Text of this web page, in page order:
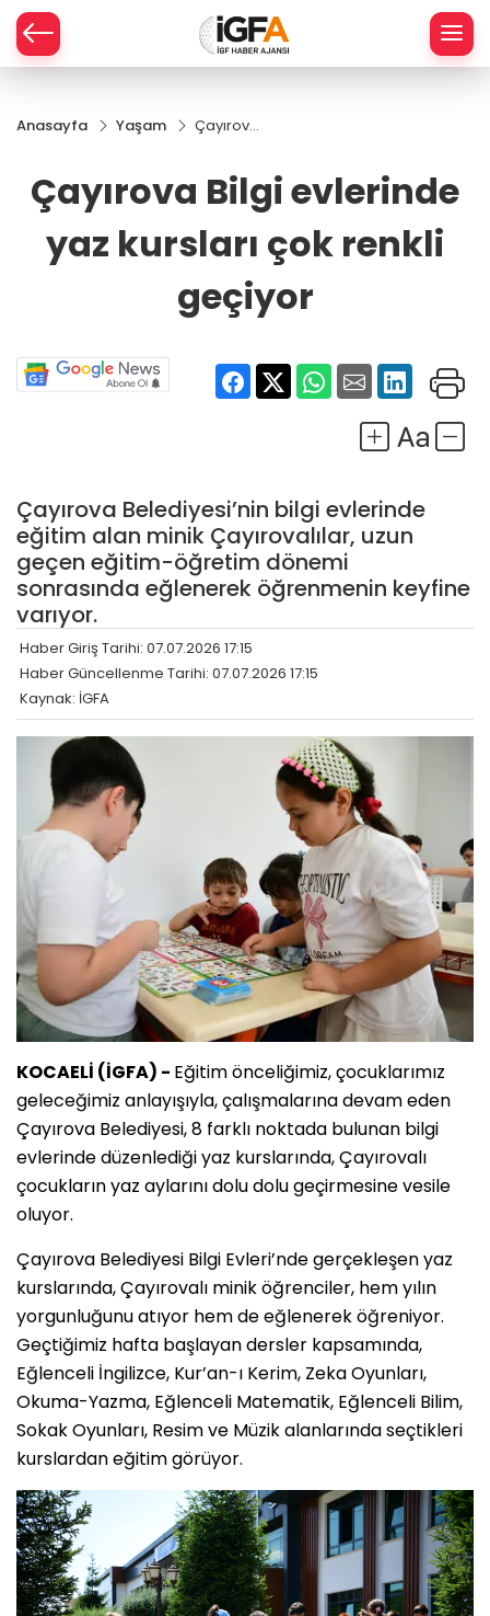
Anasayfa Yaşam
Çayırova
yaz
çok renkli
geçiyor
Çayırova Bilgi evlerinde
yaz kursları çok renkli
geçiyor
Çayırova Belediyesi’nin bilgi evlerinde
eğitim alan minik Çayırovalılar, uzun
geçen eğitim-öğretim dönemi
sonrasında eğlenerek öğrenmenin keyfine
varıyor.
Haber Giriş Tarihi: 07.07.2026 17:15
Haber Güncellenme Tarihi: 07.07.2026 17:15
Kaynak: İGFA
KOCAELİ (İGFA) - Eğitim önceliğimiz, çocuklarımız
geleceğimiz anlayışıyla, çalışmalarına devam eden
Çayırova Belediyesi, 8 farklı noktada bulunan bilgi
evlerinde düzenlediği yaz kurslarında, Çayırovalı
çocukların yaz aylarını dolu dolu geçirmesine vesile
oluyor.
Çayırova Belediyesi Bilgi Evleri’nde gerçekleşen yaz
kurslarında, Çayırovalı minik öğrenciler, hem yılın
yorgunluğunu atıyor hem de eğlenerek öğreniyor.
Geçtiğimiz hafta başlayan dersler kapsamında,
Eğlenceli İngilizce, Kur’an-ı Kerim, Zeka Oyunları,
Okuma-Yazma, Eğlenceli Matematik, Eğlenceli Bilim,
Sokak Oyunları, Resim ve Müzik alanlarında seçtikleri
kurslardan eğitim görüyor.